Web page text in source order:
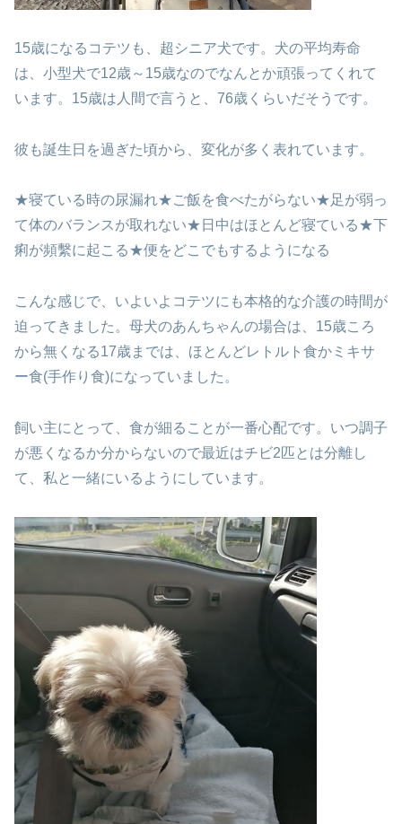
15歳になるコテツも、超シニア犬です。 犬の平均寿命
は、小型犬で12歳～15歳なのでなんとか頑張ってくれて
います。 15歳は人間で言うと、76歳くらいだそうです。
彼も誕生日を過ぎた頃から、変化が多く表れています。
★寝ている時の尿漏れ★ご飯を食べたがらない★足が弱っ
て体のバランスが取れない★日中はほとんど寝ている★下
痢が頻繫に起こる★便をどこでもするようになる
こんな感じで、いよいよコテツにも本格的な介護の時間が
迫ってきました。 母犬のあんちゃんの場合は、15歳ころ
から無くなる17歳までは、ほとんどレトルト食か ミキサ
ー食(手作り食)になっていました。
飼い主にとって、食が細ることが一番心配です。 いつ調子
が悪くなるか分からないので最近はチビ2匹とは分離し
て、私と一緒にいるようにしています。